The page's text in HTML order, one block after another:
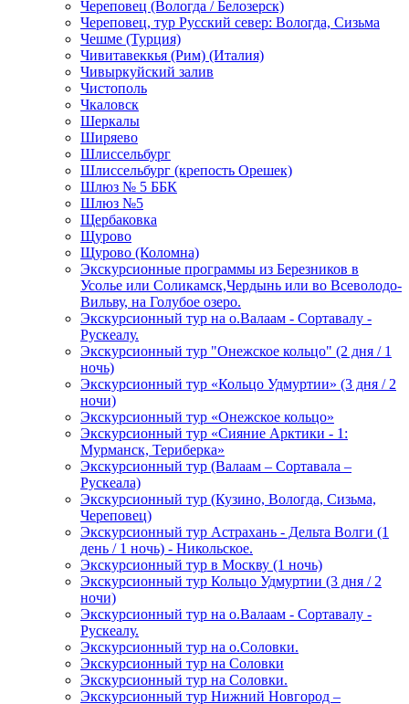
Череповец (Вологда / Белозерск)
Череповец, тур Русский север: Вологда, Сизьма
Чешме (Турция)
Чивитавеккья (Рим) (Италия)
Чивыркуйский залив
Чистополь
Чкаловск
Шеркалы
Ширяево
Шлиссельбург
Шлиссельбург (крепость Орешек)
Шлюз № 5 ББК
Шлюз №5
Щербаковка
Щурово
Щурово (Коломна)
Экскурсионные программы из Березников в
Усолье или Соликамск,Чердынь или во Всеволодо-
Вильву, на Голубое озеро.
Экскурсионный тур на о.Валаам - Сортавалу -
Рускеалу.
Экскурсионный тур "Онежское кольцо" (2 дня / 1
ночь)
Экскурсионный тур «Кольцо Удмуртии» (3 дня / 2
ночи)
Экскурсионный тур «Онежское кольцо»
Экскурсионный тур «Сияние Арктики - 1:
Мурманск, Териберка»
Экскурсионный тур (Валаам – Сортавала –
Рускеала)
Экскурсионный тур (Кузино, Вологда, Сизьма,
Череповец)
Экскурсионный тур Астрахань - Дельта Волги (1
день / 1 ночь) - Никольское.
Экскурсионный тур в Москву (1 ночь)
Экскурсионный тур Кольцо Удмуртии (3 дня / 2
ночи)
Экскурсионный тур на о.Валаам - Сортавалу -
Рускеалу.
Экскурсионный тур на о.Соловки.
Экскурсионный тур на Соловки
Экскурсионный тур на Соловки.
Экскурсионный тур Нижний Новгород –